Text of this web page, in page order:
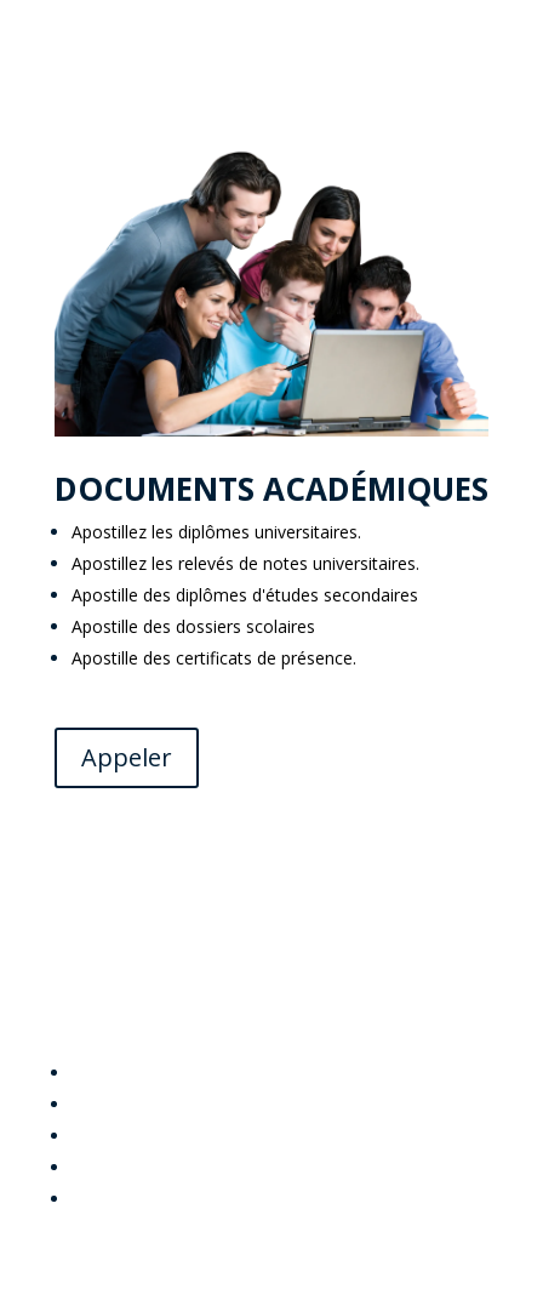
DOCUMENTS ACADÉMIQUES
Apostillez les diplômes universitaires.
Apostillez les relevés de notes universitaires.
Apostille des diplômes d'études secondaires
Apostille des dossiers scolaires
Apostille des certificats de présence.
Appeler